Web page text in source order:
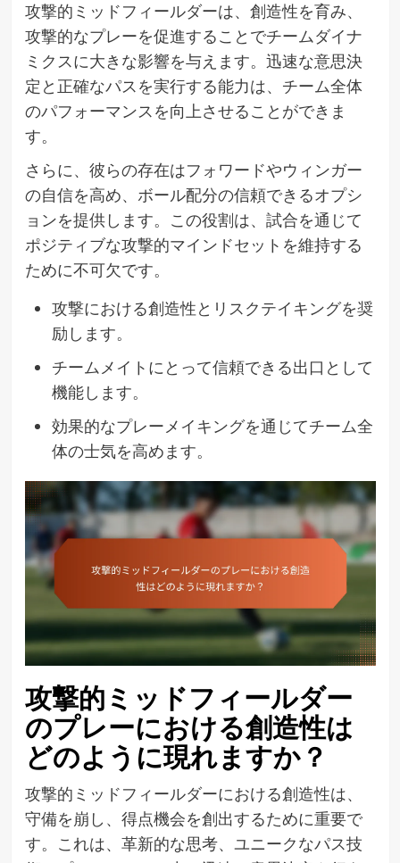
攻撃的ミッドフィールダーは、創造性を育み、
攻撃的なプレーを促進することでチームダイナ
ミクスに大きな影響を与えます。迅速な意思決
定と正確なパスを実行する能力は、チーム全体
のパフォーマンスを向上させることができま
す。
さらに、彼らの存在はフォワードやウィンガー
の自信を高め、ボール配分の信頼できるオプシ
ョンを提供します。この役割は、試合を通じて
ポジティブな攻撃的マインドセットを維持する
ために不可欠です。
攻撃における創造性とリスクテイキングを奨
励します。
チームメイトにとって信頼できる出口として
機能します。
効果的なプレーメイキングを通じてチーム全
体の士気を高めます。
攻撃的ミッドフィールダー
のプレーにおける創造性は
どのように現れますか？
攻撃的ミッドフィールダーにおける創造性は、
守備を崩し、得点機会を創出するために重要で
す。これは、革新的な思考、ユニークなパス技